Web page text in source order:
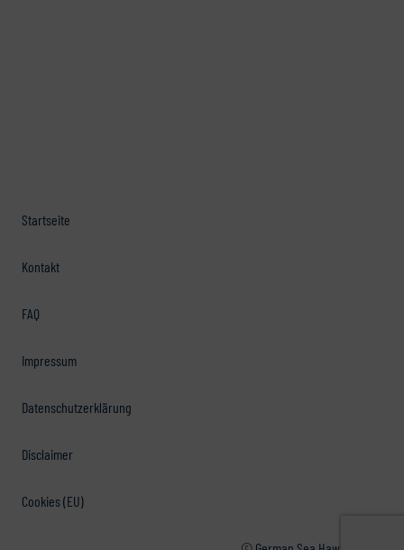
Startseite
Kontakt
FAQ
Impressum
Datenschutzerklärung
Disclaimer
Cookies (EU)